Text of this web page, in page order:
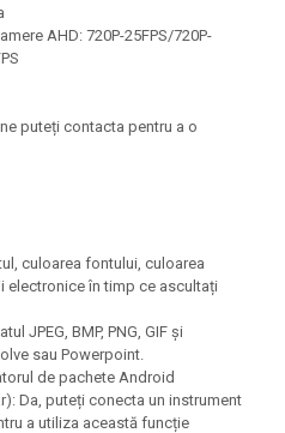
AHD: 720P-25FPS/720P-
puteți contacta pentru a o
culoarea fontului, culoarea
electronice în timp ce ascultați
JPEG, BMP, PNG, GIF și
sau Powerpoint.
de pachete Android
Da, puteți conecta un instrument
a utiliza această funcție